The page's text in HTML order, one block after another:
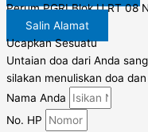
Perum PGRI Blok U RT 08
Salin Alamat
Ucapkan Sesuatu
Untaian doa dari Anda
silakan menuliskan doa
Nama Anda
No. HP